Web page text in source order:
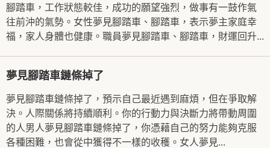
腳踏車，工作狀態較佳，成功的願望強烈，做事有一鼓作氣
往前沖的氣勢。女性夢見腳踏車、腳踏車，表示夢主家庭幸
福，家人身體也健康。職員夢見腳踏車、腳踏車，財運回升...
夢見腳踏車鏈條掉了
夢見腳踏車鏈條掉了，預示自己最近遇到麻煩，但在爭取解
決。人際關係將持續順利。你的行動力與決斷力將帶動周圍
的人男人夢見腳踏車鏈條掉了，你憑藉自己的努力能夠克服
各種困難，也會從中獲得不一樣的收穫。女人夢見...